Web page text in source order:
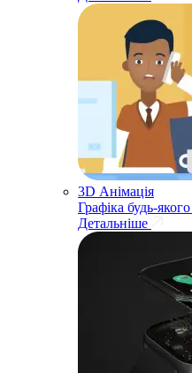
3D Анімація
Графіка будь-
Детальніше